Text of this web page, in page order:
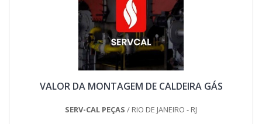
maneiras eficientes de uma empresa demonstrar
competência, excelência e destaque em sua área de
atuação. A Pégaso Soluções Elétricas se mostra referência
por ter: Profissionais com vasta experiência na área de
atuação; Atendimento a construtoras e grandes varejistas;
Matéria-prima de excelente qualidade; Fábrica em
rodovias. Sem perder o foco em quadro geral de luz e força,
produtos e serviços que tenham ótima qualidade e precisão,
VALOR DA MONTAGEM DE CALDEIRA GÁS
SERV-CAL PEÇAS / RIO DE JANEIRO - RJ